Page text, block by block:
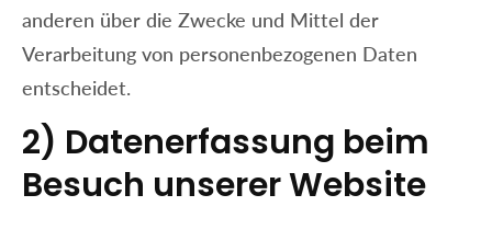
anderen über die Zwecke und Mittel der
Verarbeitung von personenbezogenen Daten
entscheidet.
2) Datenerfassung beim
Besuch unserer Website